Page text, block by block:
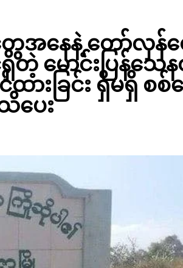
နေနဲ့ တော်လှန်ရ
မောင်းပြန်သေ
ခြင်း ရှိမရှိ စစ်
ေး